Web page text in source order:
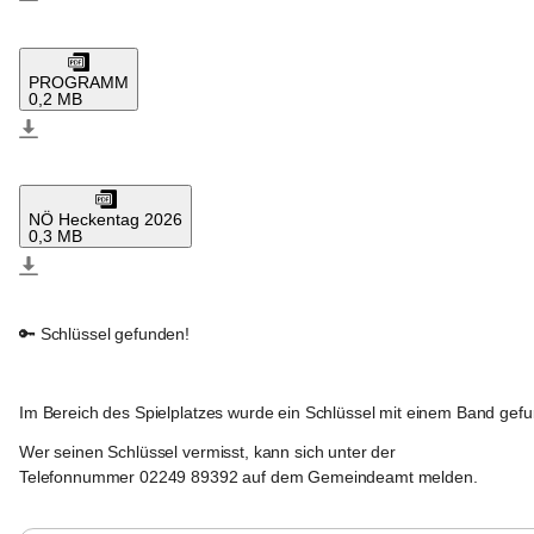
PROGRAMM
0,2 MB
NÖ Heckentag 2026
0,3 MB
🔑 Schlüssel gefunden!
Im Bereich des Spielplatzes wurde ein Schlüssel mit einem Band
Wer seinen Schlüssel vermisst, kann sich unter der
Telefonnummer 02249 89392 auf dem Gemeindeamt melden.